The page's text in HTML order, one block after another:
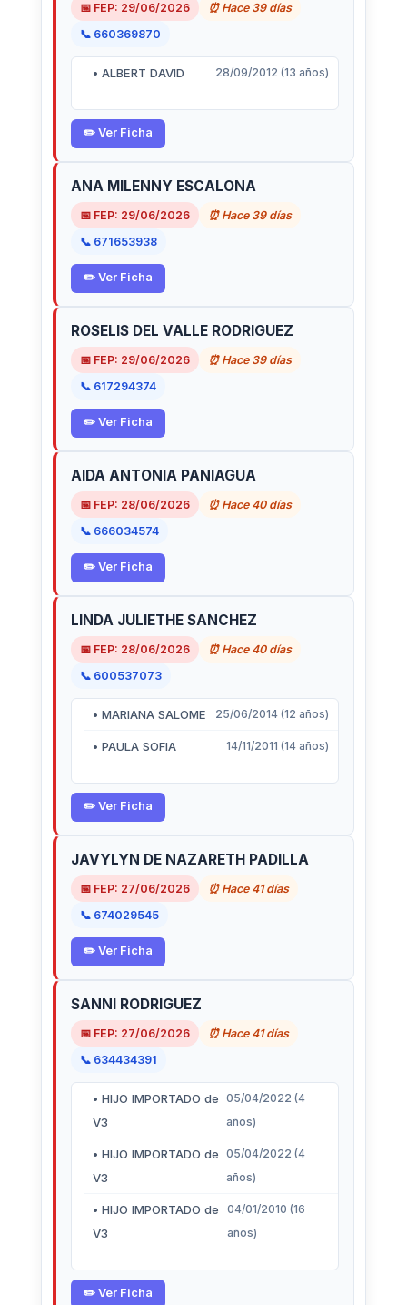
📅 FEP: 29/06/2026
⏰ Hace 39 días
📞 660369870
• ALBERT DAVID 28/09/2012 (13 años)
✏️ Ver Ficha
ANA MILENNY ESCALONA
📅 FEP: 29/06/2026
⏰ Hace 39 días
📞 671653938
✏️ Ver Ficha
ROSELIS DEL VALLE RODRIGUEZ
📅 FEP: 29/06/2026
⏰ Hace 39 días
📞 617294374
✏️ Ver Ficha
AIDA ANTONIA PANIAGUA
📅 FEP: 28/06/2026
⏰ Hace 40 días
📞 666034574
✏️ Ver Ficha
LINDA JULIETHE SANCHEZ
📅 FEP: 28/06/2026
⏰ Hace 40 días
📞 600537073
• MARIANA SALOME 25/06/2014 (12 años)
• PAULA SOFIA 14/11/2011 (14 años)
✏️ Ver Ficha
JAVYLYN DE NAZARETH PADILLA
📅 FEP: 27/06/2026
⏰ Hace 41 días
📞 674029545
✏️ Ver Ficha
SANNI RODRIGUEZ
📅 FEP: 27/06/2026
⏰ Hace 41 días
📞 634434391
• HIJO IMPORTADO de
V3
05/04/2022 (4
años)
• HIJO IMPORTADO de
V3
05/04/2022 (4
años)
• HIJO IMPORTADO de
V3
04/01/2010 (16
años)
✏️ Ver Ficha